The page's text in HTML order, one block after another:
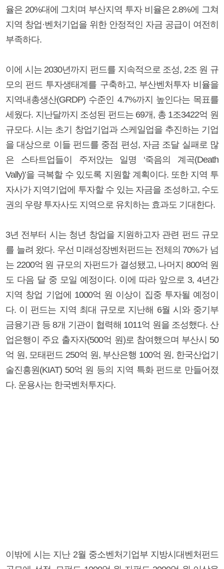
율은 20%대에 그치며 부산지역 투자 비율은 2.8%에 그쳐
지역 창업·벤처기업을 위한 안정적인 자금 공급이 여전히
부족하다.
이에 시는 2030년까지 펀드를 지속적으로 조성, 2조 원 규
모의 펀드 투자생태계를 구축하고, 부산벤처투자 비율을
지역내총생산(GRDP) 수준인 4.7%까지 높인다는 목표를
세웠다. 지난달까지 조성된 펀드는 69개, 총 1조3422억 원
규모다. 시는 초기 창업기업과 스케일업을 추진하는 기업
을 대상으로 이들 펀드를 중점 편성, 자금 조달 실패로 많
은 스타트업들이 주저앉는 일명 ‘죽음의 계곡(Death
Vally)’을 극복할 수 있도록 지원할 계획이다. 또한 지역 투
자사가 지역기업에 투자할 수 있는 자금을 조성하고, 수도
권의 우량 투자사도 지역으로 유치하는 효과도 기대한다.
3년 전부터 시는 청년 창업을 지원하고자 관련 펀드 규모
를 늘려 왔다. 우선 미래성장벤처펀드는 전체의 70%가 넘
는 2200억 원 규모의 자펀드가 결성됐고, 나머지 800억 원
도 다음 달 중 모일 예정이다. 이에 따라 앞으로 3, 4년간
지역 창업 기업에 1000억 원 이상이 집중 투자될 예정이
다. 이 펀드는 지역 최대 규모로 지난해 6월 시와 중기부
금융기관 등 8개 기관이 협력해 1011억 원을 조성했다. 산
업은행이 주요 출자자(500억 원)로 참여했으며 부산시 50
억 원, 모태펀드 250억 원, 부산은행 100억 원, 한국산업기
술진흥원(KIAT) 50억 원 등의 지역 특화 펀드로 만들어졌
다. 운용사는 한국벤처투자다.
이밖에 시는 지난 2월 중소벤처기업부 지방시대벤처펀드